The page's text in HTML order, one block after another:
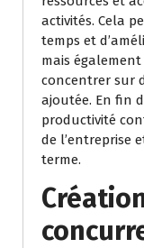
activités. Cela
temps et
mais
concentrer sur
ajoutée. En fin
productivité
de l’entreprise
terme.